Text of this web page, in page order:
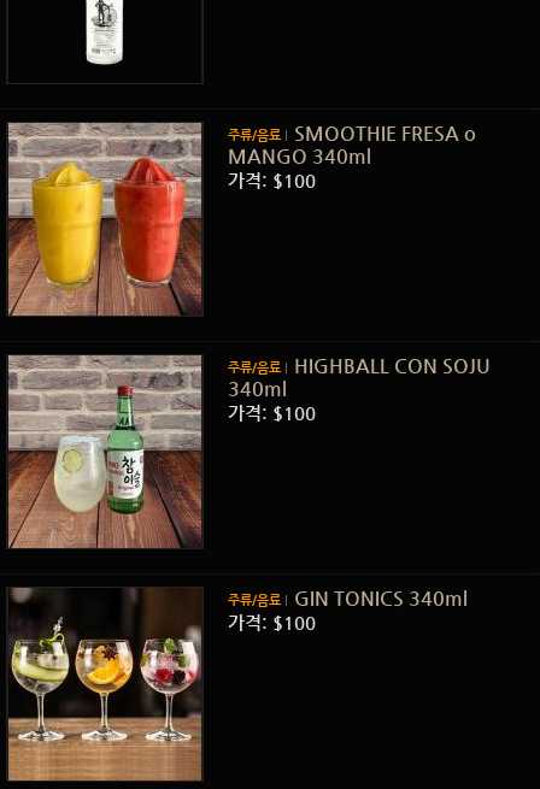
주류/음료
SMOOTHIE FRESA o
MANGO 340ml
가격: $100
주류/음료
HIGHBALL CON SOJU
340ml
가격: $100
주류/음료 GIN TONICS 340ml
가격: $100